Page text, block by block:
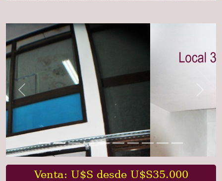
Previous
Venta: U$S desde U$S35.000